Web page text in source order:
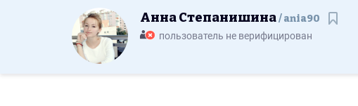
Анна Степанишина ania90
пользователь не верифицирован